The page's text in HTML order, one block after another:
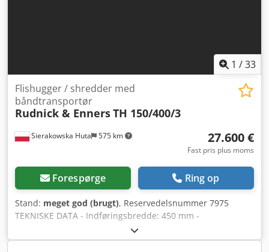
1 /33
Sierakowska Huta 575 km
Flishugger / shredder med
båndtransportør
Rudnick & EnnersTH 150/400/3
27.600 €
Fast pris plus moms
Forespørge Ring op
Stand: meget god (brugt), Reservedelsnummer 7975
TEKNISKE DATA - Indføringsbredde: 450 mm -
Indføringshøjde: 250 mm - Valsens bredde: 530 mm -
Knivens længde: 530 mm - Antal knive: 2 stk -